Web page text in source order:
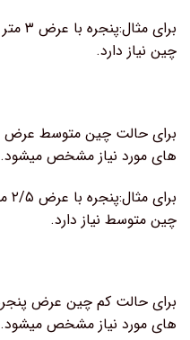
چین نیاز دارد.
های مورد نیاز مشخص میشود.
چین متوسط نیاز دارد.
های مورد نیاز مشخص میشود.